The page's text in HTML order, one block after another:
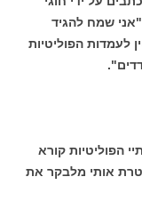
שמח להגיד
הפוליטיות
הפוליטיות קורא
אותי מלבקר את